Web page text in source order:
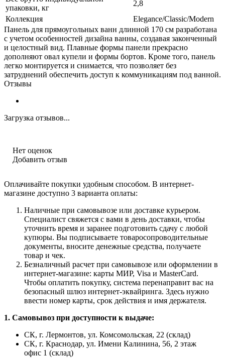
упаковки, кг
2,8
Коллекция
Elegance/Classic/Modern
Панель для прямоугольных ванн длинной 170 см разработана
с учетом особенностей дизайна ванны, создавая законченный
и целостный вид. Плавные формы панели прекрасно
дополняют овал купели и формы бортов. Кроме того, панель
легко монтируется и снимается, что позволяет без
затруднений обеспечить доступ к коммуникациям под ванной.
Отзывы
Загрузка отзывов...
Нет оценок
Добавить отзыв
Оплачивайте покупки удобным способом. В интернет-
магазине доступно 3 варианта оплаты:
Наличные при самовывозе или доставке курьером.
Специалист свяжется с вами в день доставки, чтобы
уточнить время и заранее подготовить сдачу с любой
купюры. Вы подписываете товаросопроводительные
документы, вносите денежные средства, получаете
товар и чек.
Безналичный расчет при самовывозе или оформлении в
интернет-магазине: карты МИР, Visa и MasterCard.
Чтобы оплатить покупку, система перенаправит вас на
безопасный шлюз интернет-эквайринга. Здесь нужно
ввести номер карты, срок действия и имя держателя.
1. Самовывоз при доступности к выдаче:
СК, г. Лермонтов, ул. Комсомольская, 22 (склад)
СК, г. Краснодар, ул. Имени Калинина, 56, 2 этаж
офис 1 (склад)